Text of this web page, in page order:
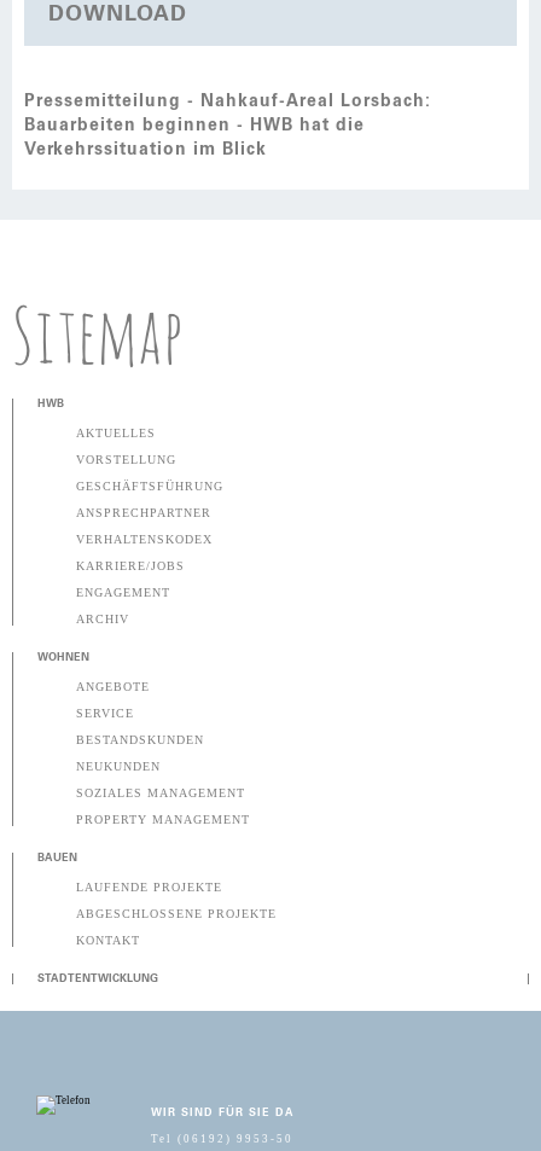
DOWNLOAD
Pressemitteilung - Nahkauf-Areal Lorsbach:
Bauarbeiten beginnen - HWB hat die
Verkehrssituation im Blick
Sitemap
HWB
AKTUELLES
VORSTELLUNG
GESCHÄFTSFÜHRUNG
ANSPRECHPARTNER
VERHALTENSKODEX
KARRIERE/JOBS
ENGAGEMENT
ARCHIV
WOHNEN
ANGEBOTE
SERVICE
BESTANDSKUNDEN
NEUKUNDEN
SOZIALES MANAGEMENT
PROPERTY MANAGEMENT
BAUEN
LAUFENDE PROJEKTE
ABGESCHLOSSENE PROJEKTE
KONTAKT
STADTENTWICKLUNG
WIR SIND FÜR SIE DA
Tel (06192) 9953-50